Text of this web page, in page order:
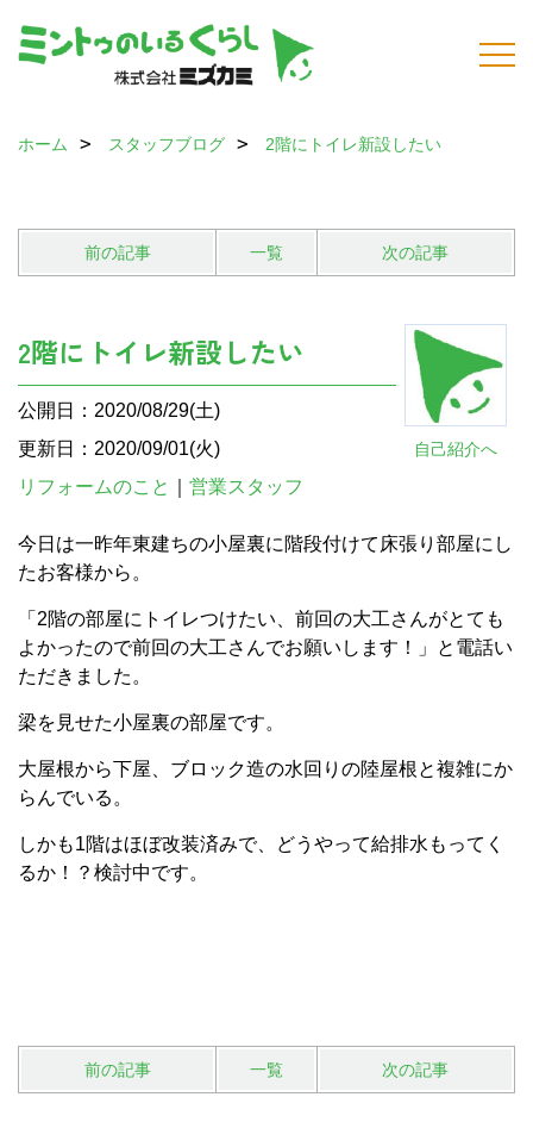
ホーム スタッフブログ 2階にトイレ新設したい
前の記事 一覧 次の記事
自己紹介へ
2階にトイレ新設したい
公開日：2020/08/29(土)
更新日：2020/09/01(火)
リフォームのこと
営業スタッフ
今日は一昨年東建ちの小屋裏に階段付けて床張り部屋にし
たお客様から。
「2階の部屋にトイレつけたい、前回の大工さんがとても
よかったので前回の大工さんでお願いします！」と電話い
ただきました。
梁を見せた小屋裏の部屋です。
大屋根から下屋、ブロック造の水回りの陸屋根と複雑にか
らんでいる。
しかも1階はほぼ改装済みで、どうやって給排水もってく
るか！？検討中です。
前の記事 一覧 次の記事